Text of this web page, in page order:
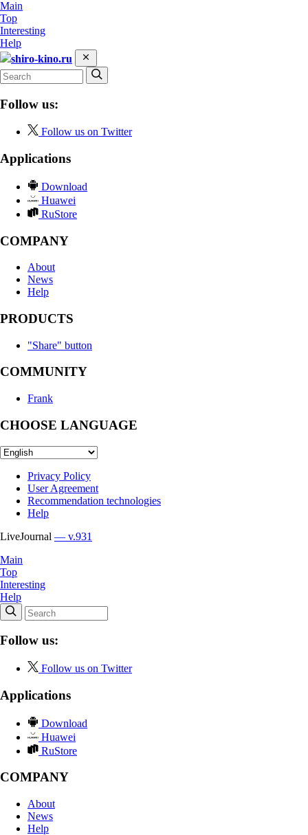
Main
Top
Interesting
Help
shiro-kino.ru
Follow us:
Follow us on Twitter
Applications
Download
Huawei
RuStore
COMPANY
About
News
Help
PRODUCTS
"Share" button
COMMUNITY
Frank
CHOOSE LANGUAGE
Privacy Policy
User Agreement
Recommendation technologies
Help
LiveJournal — v.931
Main
Top
Interesting
Help
Follow us:
Follow us on Twitter
Applications
Download
Huawei
RuStore
COMPANY
About
News
Help